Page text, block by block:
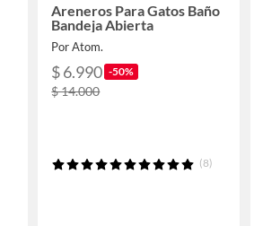
Areneros Para Gatos Baño
Bandeja Abierta
Por Atom.
$ 6.990 -50%
$ 14.000
(8)